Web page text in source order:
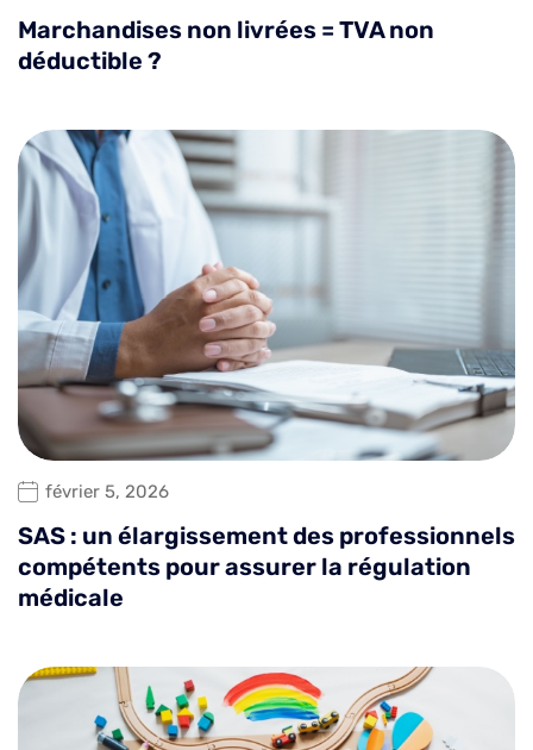
Marchandises non livrées = TVA non
déductible ?
février 5, 2026
SAS : un élargissement des professionnels
compétents pour assurer la régulation
médicale